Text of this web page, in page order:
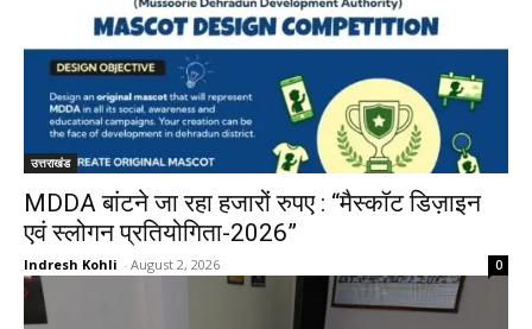
उत्तराखंड
MDDA बांटने जा रहा हजारों रुपए : “मैस्कॉट डिज़ाइन
एवं स्लोगन प्रतियोगिता-2026”
Indresh Kohli - August 2, 2026 0